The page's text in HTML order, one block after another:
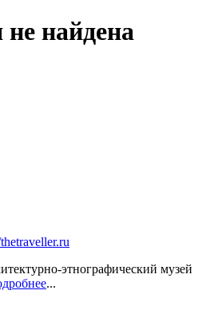
найдена
этнографический музей
...